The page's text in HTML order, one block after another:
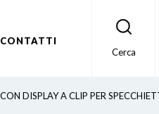
CONTATTI
Cerca
DISPLAY A CLIP PER